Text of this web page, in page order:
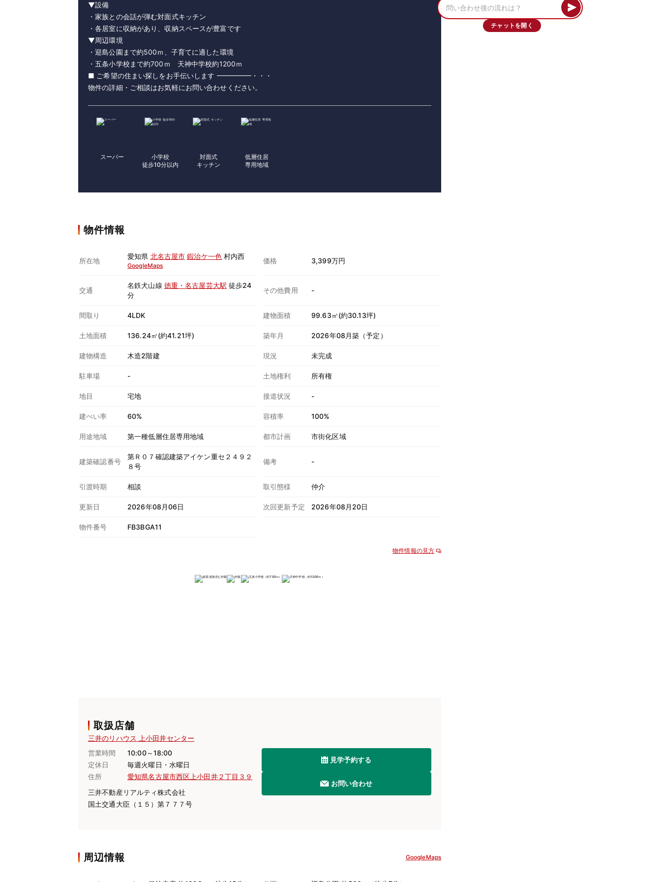
▼設備
・家族との会話が弾む対面式キッチン
・各居室に収納があり、収納スペースが豊富です
▼周辺環境
・迎島公園まで約500ｍ、子育てに適した環境
・五条小学校まで約700ｍ 天神中学校約1200ｍ
■ ご希望の住まい探しをお手伝いします ━━━━━・・・
スーパー
小学校
徒歩10分以内
対面式
キッチン
低層住居
専用地域
物件情報
所在地
愛知県 北名古屋市 鍜治ケ一色 村内西
GoogleMaps
価格 3,399万円
交通
名鉄犬山線 徳重・名古屋芸大駅 徒歩24
分
その他費用 -
間取り 4LDK 建物面積 99.63㎡(約30.13坪)
土地面積 136.24㎡(約41.21坪) 築年月 2026年08月築（予定）
建物構造 木造2階建 現況 未完成
駐車場 - 土地権利 所有権
地目 宅地 接道状況 -
建ぺい率 60% 容積率 100%
用途地域 第一種低層住居専用地域 都市計画 市街化区域
建築確認番号
第Ｒ０７確認建築アイケン重セ２４９２
８号
備考 -
引渡時期 相談 取引態様 仲介
更新日 2026年08月06日 次回更新予定 2026年08月20日
物件番号 FB3BGA11
物件情報の見方
取扱店舗
三井のリハウス 上小田井センター
営業時間
10:00～18:00
定休日
毎週火曜日・水曜日
住所
愛知県名古屋市西区上小田井２丁目３９
三井不動産リアルティ株式会社
国土交通大臣（１５）第７７７号
見学予約する
お問い合わせ
周辺情報 GoogleMaps
チャットを開く